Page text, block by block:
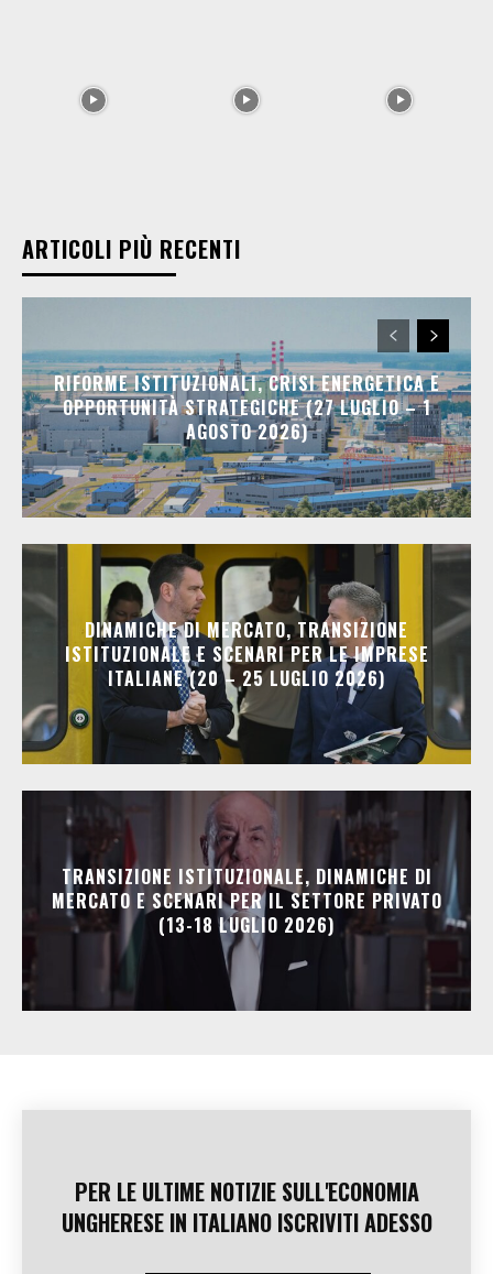
ARTICOLI PIÙ RECENTI
RIFORME ISTITUZIONALI, CRISI ENERGETICA E
OPPORTUNITÀ STRATEGICHE (27 LUGLIO – 1
AGOSTO 2026)
DINAMICHE DI MERCATO, TRANSIZIONE
ISTITUZIONALE E SCENARI PER LE IMPRESE
ITALIANE (20 – 25 LUGLIO 2026)
TRANSIZIONE ISTITUZIONALE, DINAMICHE DI
MERCATO E SCENARI PER IL SETTORE PRIVATO
(13-18 LUGLIO 2026)
PER LE ULTIME NOTIZIE SULL'ECONOMIA
UNGHERESE IN ITALIANO ISCRIVITI ADESSO